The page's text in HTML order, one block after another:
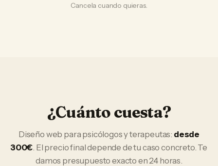
Cancela cuando quieras.
¿Cuánto cuesta?
Diseño web parapsicólogos y terapeutas: desde
300€. El precio final depende de tu caso concreto. Te
damos presupuesto exacto en 24 horas.